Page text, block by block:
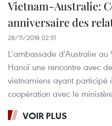
Vietnam-Australie:
anniversaire des
28/11/2018 02:51
L’ambassade d’Australie
Hanoï une rencontre avec
vietnamiens ayant participé
coopération avec le
VOIR PLUS